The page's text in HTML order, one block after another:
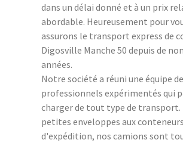
dans un délai donné et à un prix
abordable. Heureusement pour
assurons le transport express de
Digosville Manche 50 depuis de
années.
Notre société a réuni une équipe de
professionnels expérimentés qui
charger de tout type de transport.
petites enveloppes aux conteneurs
d'expédition, nos camions sont